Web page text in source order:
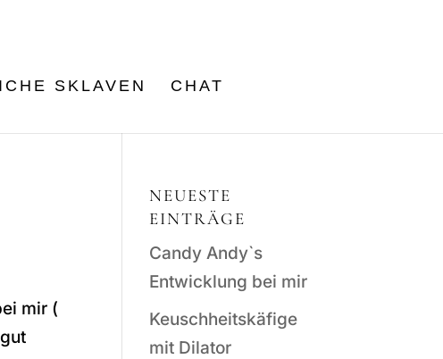
SKLAVEN
CHAT
mir (
NEUESTE
EINTRÄGE
Candy Andy`s
Entwicklung bei mir
Keuschheitskäfige
mit Dilator